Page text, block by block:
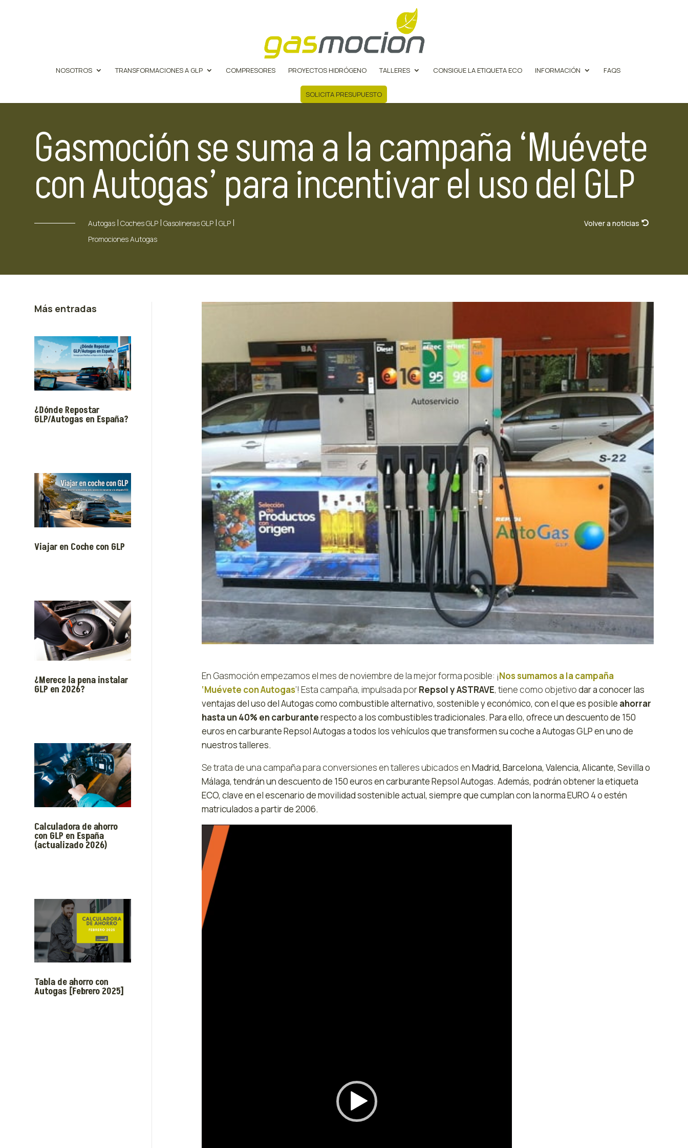
NOSOTROS TRANSFORMACIONES A GLP COMPRESORES PROYECTOS HIDRÓGENO TALLERES CONSIGUE LA ETIQUETA ECO INFORMACIÓN FAQS
SOLICITA PRESUPUESTO
Gasmoción se suma a la campaña ‘Muévete
con Autogas’ para incentivar el uso del GLP
Autogas |Coches GLP |Gasolineras GLP |GLP |
Promociones Autogas
Volver a noticias
Más entradas
¿Dónde Repostar
GLP/Autogas en España?
Viajar en Coche con GLP
¿Merece la pena instalar
GLP en 2026?
Calculadora de ahorro
con GLP en España
(actualizado 2026)
Tabla de ahorro con
Autogas [Febrero 2025]
En Gasmoción empezamos el mes de noviembre de la mejor forma posible: ¡Nos sumamos a la campaña
‘Muévete con Autogas‘! Esta campaña, impulsada porRepsol y ASTRAVE, tiene como objetivodar a conocer las
ventajas del uso del Autogas como combustible alternativo, sostenible y económico, con el que es posible ahorrar
hasta un 40% en carburanterespecto a los combustibles tradicionales. Para ello, ofrece un descuento de 150
euros en carburante Repsol Autogas a todos los vehículos que transformen su coche a Autogas GLP en uno de
nuestros talleres.
Se trata de una campaña para conversiones en talleres ubicados enMadrid, Barcelona, Valencia, Alicante, Sevilla o
Málaga, tendrán un descuento de 150 euros en carburante Repsol Autogas. Además, podrán obtener la etiqueta
ECO, clave en el escenario de movilidad sostenible actual, siempre que cumplan con la norma EURO 4 o estén
matriculados a partir de 2006.
Reproductor
de
vídeo